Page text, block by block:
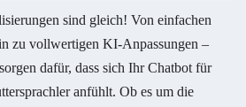
sind gleich! Von einfachen
zu vollwertigen KI-Anpassungen –
dafür, dass sich Ihr Chatbot für
anfühlt. Ob es um die